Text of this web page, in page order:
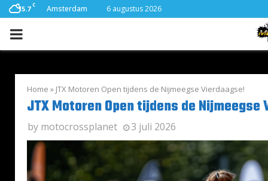
15.7 C Amsterdam 6 augustus 2026
PRIMARY
Home » JTX Motoren Open tijdens de Nijmeegse Vierdaagse!
JTX Motoren Open tijdens de Nijmeegse
by motocrossplanet 3 juli 2026